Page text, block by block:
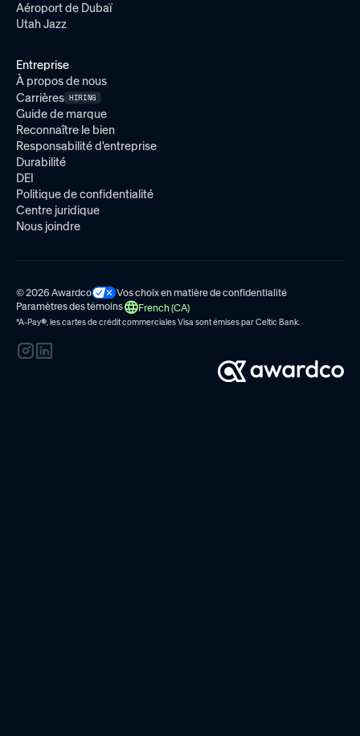
Aéroport de Dubaï
Utah Jazz
Entreprise
À propos de nous
Carrières HIRING
Guide de marque
Reconnaître le bien
Responsabilité d'entreprise
Durabilité
DEI
Politique de confidentialité
Centre juridique
Nous joindre
© 2026 Awardco
Vos choix en matière de confidentialité
Paramètres des témoins
French (CA)
*A-Pay®, les cartes de crédit commerciales Visa sont émises parCeltic Bank.